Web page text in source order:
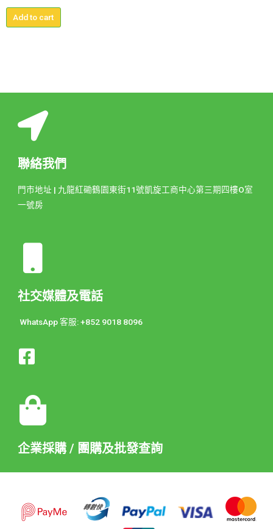
Add to cart
聯絡我們
門市地址 | 九龍紅磡鶴園東街11號凱旋工商中心第三期四樓O室
一號房
社交媒體及電話
WhatsApp 客服: +852 9018 8096
企業採購 / 團購及批發查詢